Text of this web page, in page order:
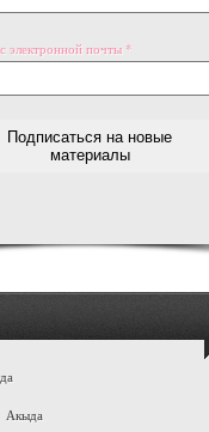
электронной почты *
Акыда